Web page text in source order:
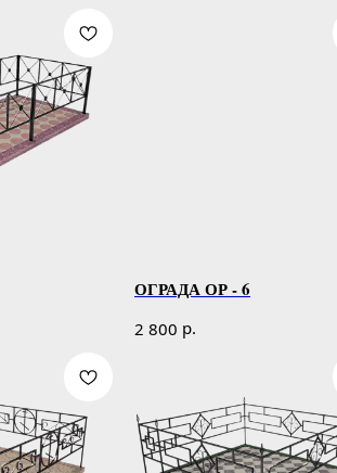
ОГРАДА ОР - 6
2 800 р.